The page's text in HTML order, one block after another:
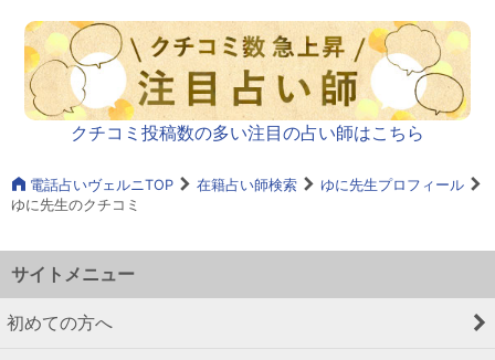
クチコミ投稿数の多い注目の占い師はこちら
電話占いヴェルニTOP 在籍占い師検索
ゆに先生プロフィール
ゆに先生のクチコミ
サイトメニュー
初めての方へ